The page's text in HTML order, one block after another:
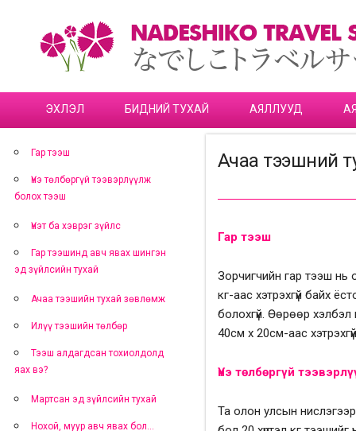
ЭХЛЭЛ БИДНИЙ ТУХАЙ АЯЛЛУУД
Гар тээш
Үнэ төлбөргүй тээвэрлүүлж
болох тээш
Үнэт ба хэврэг зүйлс
Гар тээшинд авч явах шингэн
эд зүйлсийн тухай
Ачаа тээшийн тухай зөвлөмж
Илүү тээшийн төлбөр
Тээш алдагдсан тохиолдолд
яах вэ?
Мартсан эд зүйлсийн тухай
Нохой, муур авч явах бол...
Ачаа тээшний
Гар тээш
Зорчигчийн гар тээш нь
кг-аас хэтрэхгүй байх
болохгүй. Өөрөөр
40см х 20см-аас
Үнэ төлбөргүй
Та олон улсын